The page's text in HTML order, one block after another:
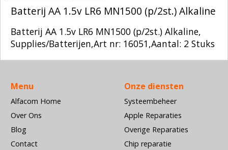
Batterij AA 1.5v LR6 MN1500 (p/2st.) Alkaline
Batterij AA 1.5v LR6 MN1500 (p/2st.) Alkaline,
Supplies/Batterijen,Art nr: 16051,Aantal: 2 Stuks
Menu
Alfacom Home
Over Ons
Blog
Contact
Onze diensten
Systeembeheer
Apple Reparaties
Overige Reparaties
Chip reparatie